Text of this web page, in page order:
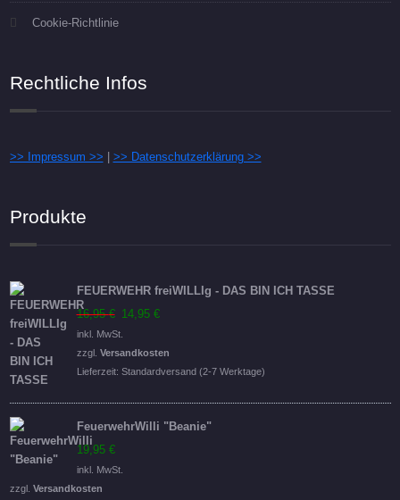
Cookie-Richtlinie
Rechtliche Infos
>> Impressum >> >> Datenschutzerklärung >>
Produkte
FEUERWEHR freiWILLIg - DAS BIN ICH TASSE
16,95€ Ursprünglicher
Preis
war:
16,95 €
14,95 €
ist:
14,95 €.
inkl. MwSt.
zzgl. Versandkosten
Lieferzeit: Standardversand (2-7 Werktage)
FeuerwehrWilli "Beanie"
19,95 €
inkl. MwSt.
zzgl. Versandkosten